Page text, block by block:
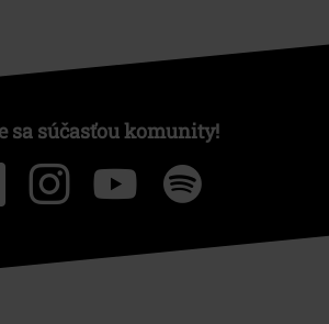
sa súčasťou komunity!